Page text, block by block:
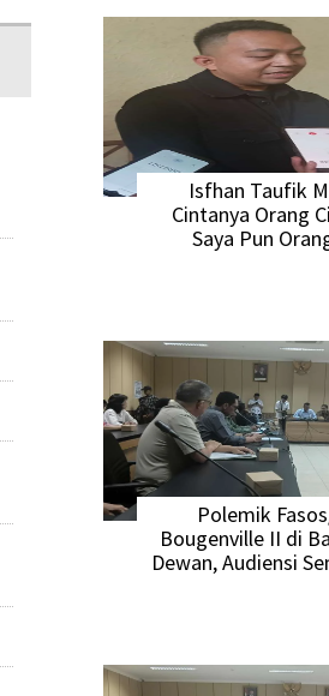
Isfhan Taufik
Cintanya Orang
Saya Pun
Polemik
Bougenville II di
Dewan, Audiensi